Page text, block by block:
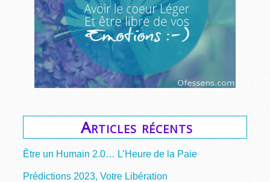
Articles récents
Être un Humain 2.0… L’Heure de la Paie
Prédictions 2023, Votre Libération